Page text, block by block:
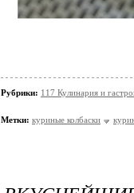
Рубрики: 117 Кулинария и
Метки: куриные колбаски